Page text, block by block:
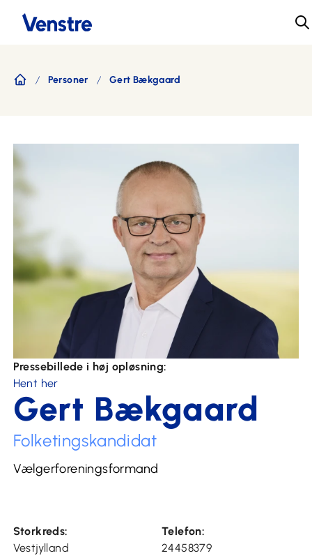
Personer Gert Bækgaard
Gert Bækgaard
Folketingskandidat
Vælgerforeningsformand
Storkreds:
Vestjylland
Telefon:
24458379
Pressebillede i høj opløsning:
Hent her